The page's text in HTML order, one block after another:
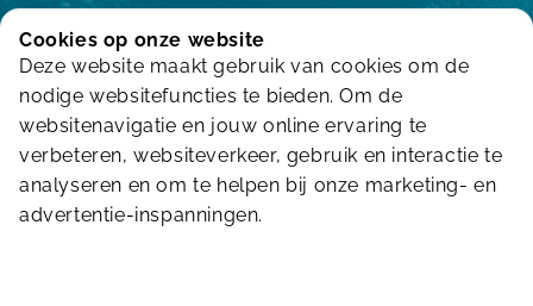
terug naar Home
Stuur ons een bericht
Cookies op onze website
Deze website maakt gebruik van cookies om de
nodige websitefuncties te bieden. Om de
websitenavigatie en jouw online ervaring te
verbeteren, websiteverkeer, gebruik en interactie te
analyseren en om te helpen bij onze marketing- en
advertentie-inspanningen.